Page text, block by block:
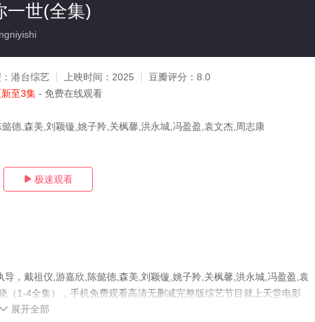
一世(全集)
港台综艺 上映时间： 2025 豆瓣评分： 8.0
至3集 - 免费在线观看
德,森美,刘颖镟,姚子羚,关枫馨,洪永城,冯盈盈,袁文杰,周志康
 极速观看
，戴祖仪,游嘉欣,陈懿德,森美,刘颖镟,姚子羚,关枫馨,洪永城,冯盈盈,袁
1-4全集），手机免费观看高清无删减完整版综艺节目就上天堂电影
解。
 展开全部